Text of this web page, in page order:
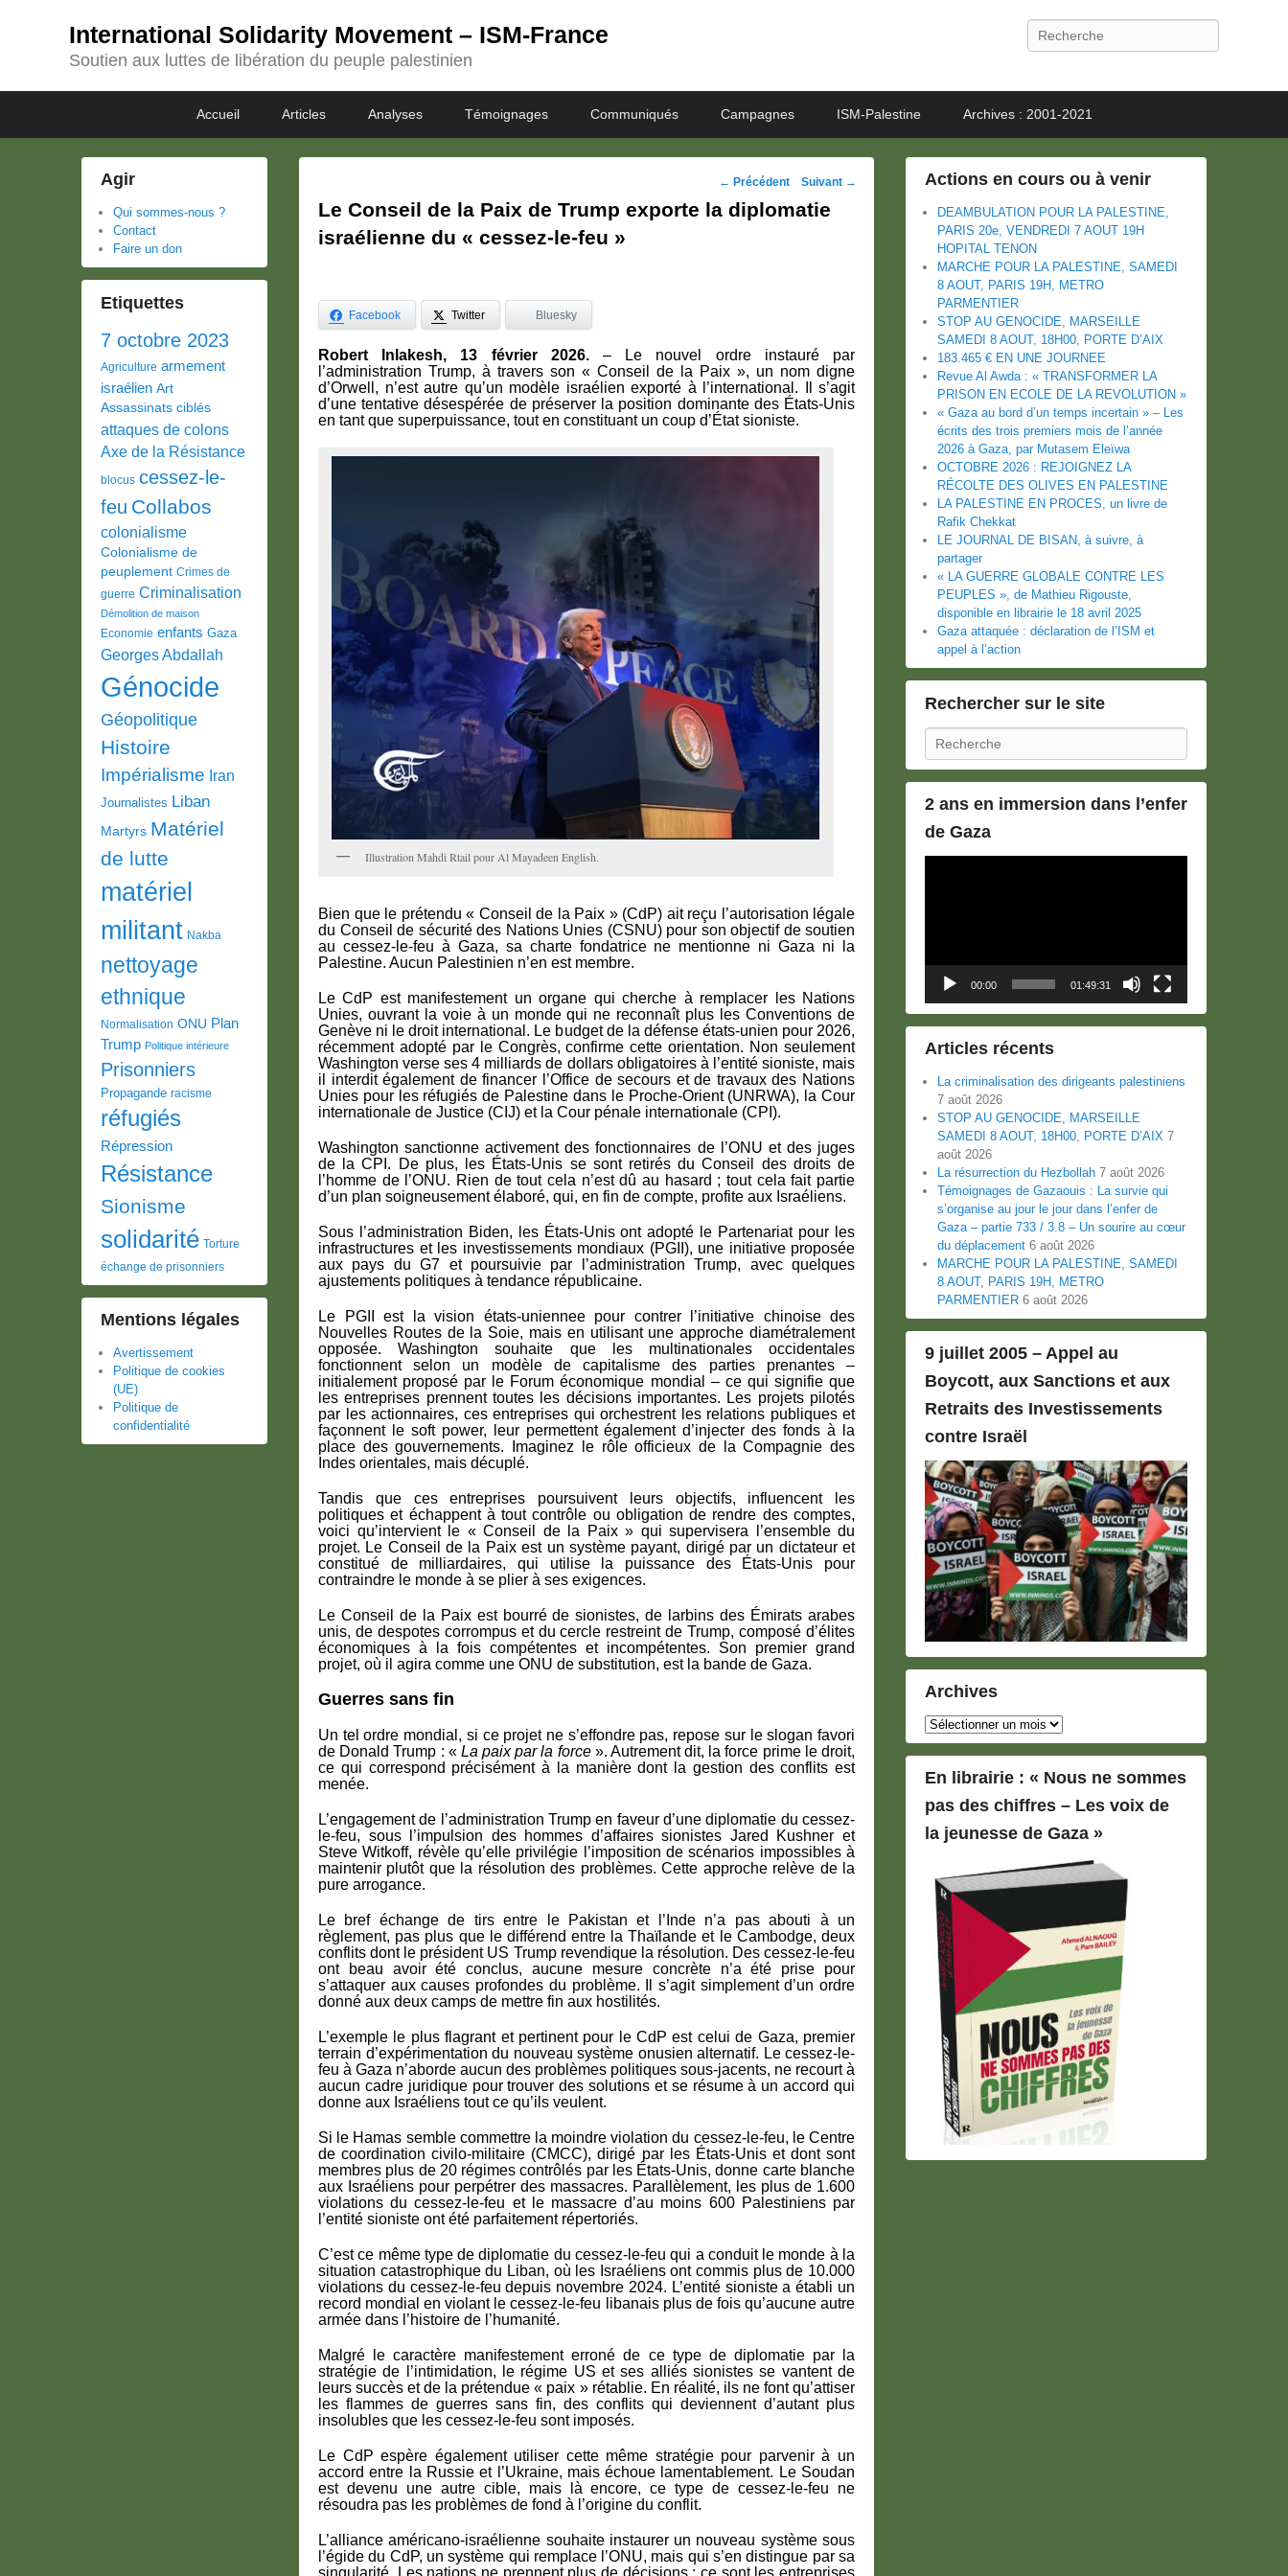
International Solidarity Movement – ISM-France
Soutien aux luttes de libération du peuple palestinien
Recherche
menu
Accueil Articles Analyses Témoignages Communiqués Campagnes ISM-Palestine Archives : 2001-2021
Navigation
des
← Précédent Suivant →
Le Conseil de la Paix de Trump exporte la diplomatie
israélienne du « cessez-le-feu »
Facebook Twitter Bluesky
Robert Inlakesh, 13 février 2026.– Le nouvel ordre instauré par
l’administration Trump, à travers son « Conseil de la Paix », un nom digne
d’Orwell, n’est autre qu’un modèle israélien exporté à l’international. Il s’agit
d’une tentative désespérée de préserver la position dominante des États-Unis
en tant que superpuissance, tout en constituant un coup d’État sioniste.
Illustration Mahdi Rtail pour Al Mayadeen English.
Bien que le prétendu « Conseil de la Paix » (CdP) ait reçu l’autorisation légale
du Conseil de sécurité des Nations Unies (CSNU) pour son objectif de soutien
au cessez-le-feu à Gaza, sa charte fondatrice ne mentionne ni Gaza ni la
Palestine. Aucun Palestinien n’en est membre.
Le CdP est manifestement un organe qui cherche à remplacer les Nations
Unies, ouvrant la voie à un monde qui ne reconnaît plus les Conventions de
Genève ni le droit international. Le budget de la défense états-unien pour 2026,
récemment adopté par le Congrès, confirme cette orientation. Non seulement
Washington verse ses 4 milliards de dollars obligatoires à l’entité sioniste, mais
il interdit également de financer l’Office de secours et de travaux des Nations
Unies pour les réfugiés de Palestine dans le Proche-Orient (UNRWA), la Cour
internationale de Justice (CIJ) et la Cour pénale internationale (CPI).
Washington sanctionne activement des fonctionnaires de l’ONU et des juges
de la CPI. De plus, les États-Unis se sont retirés du Conseil des droits de
l’homme de l’ONU. Rien de tout cela n’est dû au hasard ; tout cela fait partie
d’un plan soigneusement élaboré, qui, en fin de compte, profite aux Israéliens.
Sous l’administration Biden, les États-Unis ont adopté le Partenariat pour les
infrastructures et les investissements mondiaux (PGII), une initiative proposée
aux pays du G7 et poursuivie par l’administration Trump, avec quelques
ajustements politiques à tendance républicaine.
Le PGII est la vision états-uniennee pour contrer l’initiative chinoise des
Nouvelles Routes de la Soie, mais en utilisant une approche diamétralement
opposée. Washington souhaite que les multinationales occidentales
fonctionnent selon un modèle de capitalisme des parties prenantes –
initialement proposé par le Forum économique mondial – ce qui signifie que
les entreprises prennent toutes les décisions importantes. Les projets pilotés
par les actionnaires, ces entreprises qui orchestrent les relations publiques et
façonnent le soft power, leur permettent également d’injecter des fonds à la
place des gouvernements. Imaginez le rôle officieux de la Compagnie des
Indes orientales, mais décuplé.
Tandis que ces entreprises poursuivent leurs objectifs, influencent les
politiques et échappent à tout contrôle ou obligation de rendre des comptes,
voici qu’intervient le « Conseil de la Paix » qui supervisera l’ensemble du
projet. Le Conseil de la Paix est un système payant, dirigé par un dictateur et
constitué de milliardaires, qui utilise la puissance des États-Unis pour
contraindre le monde à se plier à ses exigences.
Le Conseil de la Paix est bourré de sionistes, de larbins des Émirats arabes
unis, de despotes corrompus et du cercle restreint de Trump, composé d’élites
économiques à la fois compétentes et incompétentes. Son premier grand
projet, où il agira comme une ONU de substitution, est la bande de Gaza.
Guerres sans fin
Un tel ordre mondial, si ce projet ne s’effondre pas, repose sur le slogan favori
de Donald Trump : « La paix par la force ». Autrement dit, la force prime le droit,
ce qui correspond précisément à la manière dont la gestion des conflits est
menée.
L’engagement de l’administration Trump en faveur d’une diplomatie du cessez-
le-feu, sous l’impulsion des hommes d’affaires sionistes Jared Kushner et
Steve Witkoff, révèle qu’elle privilégie l’imposition de scénarios impossibles à
maintenir plutôt que la résolution des problèmes. Cette approche relève de la
pure arrogance.
Le bref échange de tirs entre le Pakistan et l’Inde n’a pas abouti à un
règlement, pas plus que le différend entre la Thaïlande et le Cambodge, deux
conflits dont le président US Trump revendique la résolution. Des cessez-le-feu
ont beau avoir été conclus, aucune mesure concrète n’a été prise pour
s’attaquer aux causes profondes du problème. Il s’agit simplement d’un ordre
donné aux deux camps de mettre fin aux hostilités.
L’exemple le plus flagrant et pertinent pour le CdP est celui de Gaza, premier
terrain d’expérimentation du nouveau système onusien alternatif. Le cessez-le-
feu à Gaza n’aborde aucun des problèmes politiques sous-jacents, ne recourt à
aucun cadre juridique pour trouver des solutions et se résume à un accord qui
donne aux Israéliens tout ce qu’ils veulent.
Si le Hamas semble commettre la moindre violation du cessez-le-feu, le Centre
de coordination civilo-militaire (CMCC), dirigé par les États-Unis et dont sont
membres plus de 20 régimes contrôlés par les États-Unis, donne carte blanche
aux Israéliens pour perpétrer des massacres. Parallèlement, les plus de 1.600
violations du cessez-le-feu et le massacre d’au moins 600 Palestiniens par
l’entité sioniste ont été parfaitement répertoriés.
C’est ce même type de diplomatie du cessez-le-feu qui a conduit le monde à la
situation catastrophique du Liban, où les Israéliens ont commis plus de 10.000
violations du cessez-le-feu depuis novembre 2024. L’entité sioniste a établi un
record mondial en violant le cessez-le-feu libanais plus de fois qu’aucune autre
armée dans l’histoire de l’humanité.
Malgré le caractère manifestement erroné de ce type de diplomatie par la
stratégie de l’intimidation, le régime US et ses alliés sionistes se vantent de
leurs succès et de la prétendue « paix » rétablie. En réalité, ils ne font qu’attiser
les flammes de guerres sans fin, des conflits qui deviennent d’autant plus
insolubles que les cessez-le-feu sont imposés.
Le CdP espère également utiliser cette même stratégie pour parvenir à un
accord entre la Russie et l’Ukraine, mais échoue lamentablement. Le Soudan
est devenu une autre cible, mais là encore, ce type de cessez-le-feu ne
résoudra pas les problèmes de fond à l’origine du conflit.
L’alliance américano-israélienne souhaite instaurer un nouveau système sous
l’égide du CdP, un système qui remplace l’ONU, mais qui s’en distingue par sa
singularité. Les nations ne prennent plus de décisions ; ce sont les entreprises
Actions en cours ou à venir
DEAMBULATION POUR LA PALESTINE,
PARIS 20e, VENDREDI 7 AOUT 19H
HOPITAL TENON
MARCHE POUR LA PALESTINE, SAMEDI
8 AOUT, PARIS 19H, METRO
PARMENTIER
STOP AU GENOCIDE, MARSEILLE
SAMEDI 8 AOUT, 18H00, PORTE D’AIX
183.465 € EN UNE JOURNEE
Revue Al Awda : « TRANSFORMER LA
PRISON EN ECOLE DE LA REVOLUTION »
« Gaza au bord d’un temps incertain » – Les
écrits des trois premiers mois de l’année
2026 à Gaza, par Mutasem Eleïwa
OCTOBRE 2026 : REJOIGNEZ LA
RÉCOLTE DES OLIVES EN PALESTINE
LA PALESTINE EN PROCES, un livre de
Rafik Chekkat
LE JOURNAL DE BISAN, à suivre, à
partager
« LA GUERRE GLOBALE CONTRE LES
PEUPLES », de Mathieu Rigouste,
disponible en librairie le 18 avril 2025
Gaza attaquée : déclaration de l’ISM et
appel à l’action
Rechercher sur le site
Recherche
2 ans en immersion dans l’enfer
de Gaza
00:00 01:49:31
Articles récents
La criminalisation des dirigeants palestiniens
7 août 2026
STOP AU GENOCIDE, MARSEILLE
SAMEDI 8 AOUT, 18H00, PORTE D’AIX 7
août 2026
La résurrection du Hezbollah 7 août 2026
Témoignages de Gazaouis : La survie qui
s’organise au jour le jour dans l’enfer de
Gaza – partie 733 / 3.8 – Un sourire au cœur
du déplacement 6 août 2026
MARCHE POUR LA PALESTINE, SAMEDI
8 AOUT, PARIS 19H, METRO
PARMENTIER 6 août 2026
9 juillet 2005 – Appel au
Boycott, aux Sanctions et aux
Retraits des Investissements
contre Israël
Archives
Archives
En librairie : « Nous ne sommes
pas des chiffres – Les voix de
la jeunesse de Gaza »
Agir
Qui sommes-nous ?
Contact
Faire un don
Etiquettes
7 octobre 2023
Agriculture armement
israélien Art
Assassinats ciblés
attaques de colons
Axe de la Résistance
blocus cessez-le-
feu Collabos
colonialisme
Colonialisme de
peuplement Crimes de
guerre Criminalisation
Démolition de maison
Economie enfants Gaza
Georges Abdallah
Génocide
Géopolitique
Histoire
Impérialisme Iran
Journalistes Liban
Martyrs Matériel
de lutte
matériel
militant Nakba
nettoyage
ethnique
Normalisation ONU Plan
Trump Politique intérieure
Prisonniers
Propagande racisme
réfugiés
Répression
Résistance
Sionisme
solidarité Torture
échange de prisonniers
Mentions légales
Avertissement
Politique de cookies
(UE)
Politique de
confidentialité